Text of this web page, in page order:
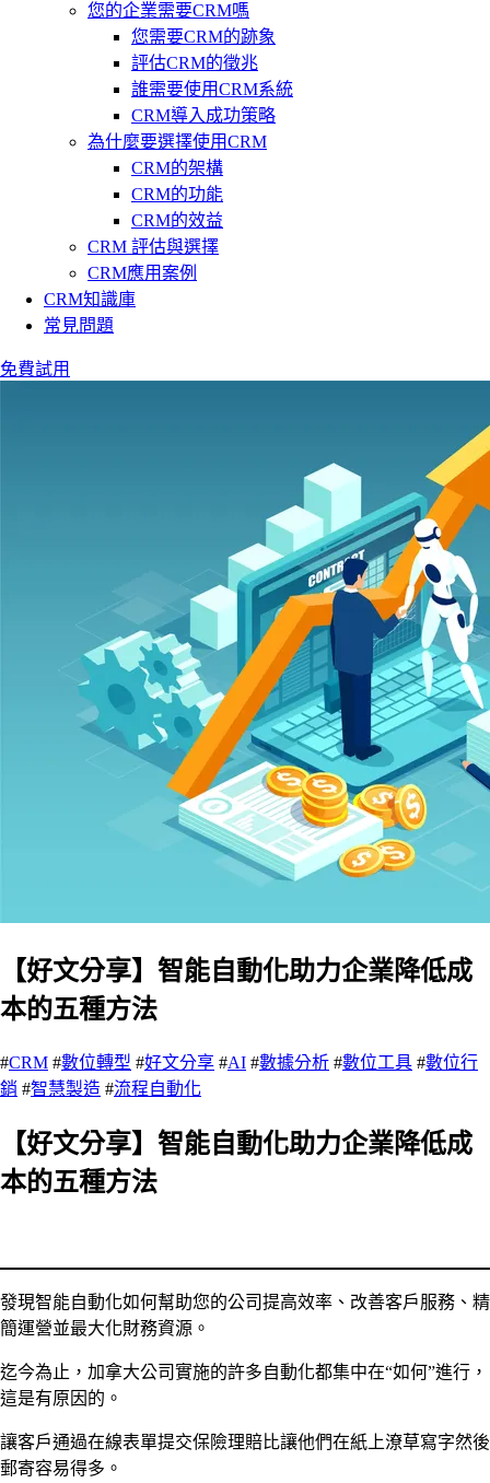
您的企業需要CRM嗎
您需要CRM的跡象
評估CRM的徵兆
誰需要使用CRM系統
CRM導入成功策略
為什麼要選擇使用CRM
CRM的架構
CRM的功能
CRM的效益
CRM 評估與選擇
CRM應用案例
CRM知識庫
常見問題
免費試用
【好文分享】智能自動化助力企業降低成
本的五種方法
#CRM #數位轉型 #好文分享 #AI #數據分析 #數位工具 #數位行
銷 #智慧製造 #流程自動化
【好文分享】智能自動化助力企業降低成
本的五種方法
發現智能自動化如何幫助您的公司提高效率、改善客戶服務、精
簡運營並最大化財務資源。
迄今為止，加拿大公司實施的許多自動化都集中在“如何”進行，
這是有原因的。
讓客戶通過在線表單提交保險理賠比讓他們在紙上潦草寫字然後
郵寄容易得多。